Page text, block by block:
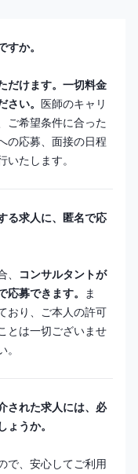
か。
だけます。一切料金
い。 医師のキャリ
ご希望条件に合った
の応募、面接の日程
たします。
る求人に、匿名で応
コンサルタントが
募できます。 ま
おり、ご本人の許可
とは一切ございませ
された求人には、必
うか。
で、安心してご利用